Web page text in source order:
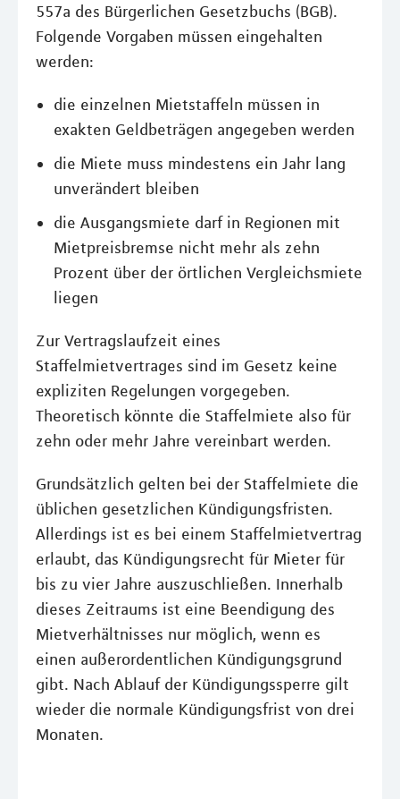
557a des Bürgerlichen Gesetzbuchs (BGB).
Folgende Vorgaben müssen eingehalten
werden:
die einzelnen Mietstaffeln müssen in
exakten Geldbeträgen angegeben werden
die Miete muss mindestens ein Jahr lang
unverändert bleiben
die Ausgangsmiete darf in Regionen mit
Mietpreisbremse nicht mehr als zehn
Prozent über der örtlichen Vergleichsmiete
liegen
Zur Vertragslaufzeit eines
Staffelmietvertrages sind im Gesetz keine
expliziten Regelungen vorgegeben.
Theoretisch könnte die Staffelmiete also für
zehn oder mehr Jahre vereinbart werden.
Grundsätzlich gelten bei der Staffelmiete die
üblichen gesetzlichen Kündigungsfristen.
Allerdings ist es bei einem Staffelmietvertrag
erlaubt, das Kündigungsrecht für Mieter für
bis zu vier Jahre auszuschließen. Innerhalb
dieses Zeitraums ist eine Beendigung des
Mietverhältnisses nur möglich, wenn es
einen außerordentlichen Kündigungsgrund
gibt. Nach Ablauf der Kündigungssperre gilt
wieder die normale Kündigungsfrist von drei
Monaten.